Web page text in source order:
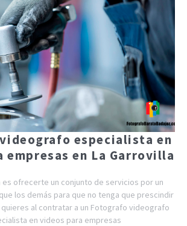
especialista en
empresas en La Garrovilla
ofrecerte un conjunto de servicios por un
los demás para que no tenga que prescindir
al contratar a un Fotografo videografo
en videos para empresas